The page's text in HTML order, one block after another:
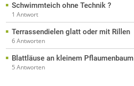
Schwimmteich ohne Technik ?
1 Antwort
Terrassendielen glatt oder mit Rillen
6 Antworten
Blattläuse an kleinem Pflaumenbaum
5 Antworten